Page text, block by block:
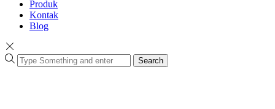
Produk
Kontak
Blog
Search